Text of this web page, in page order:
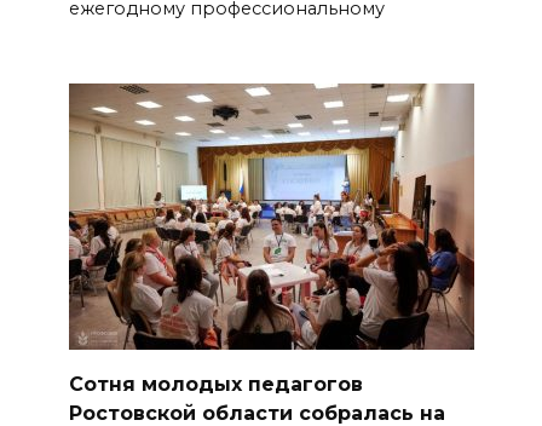
ежегодному профессиональному
Сотня молодых педагогов
Ростовской области собралась на